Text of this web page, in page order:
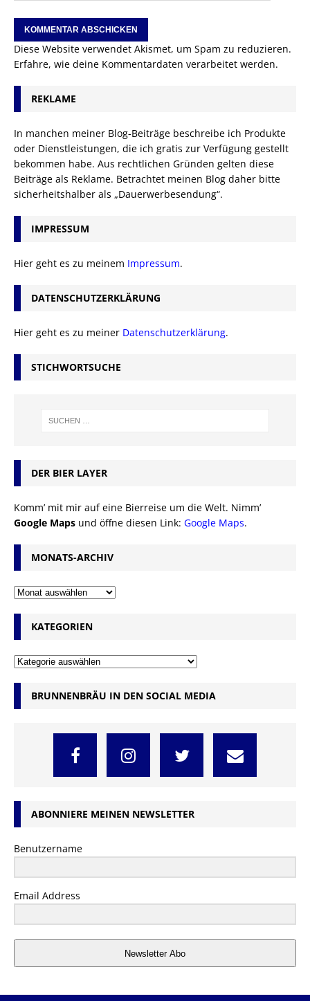
Diese Website verwendet Akismet, um Spam zu reduzieren.
Erfahre, wie deine Kommentardaten verarbeitet werden.
REKLAME
In manchen meiner Blog-Beiträge beschreibe ich Produkte
oder Dienstleistungen, die ich gratis zur Verfügung gestellt
bekommen habe. Aus rechtlichen Gründen gelten diese
Beiträge als Reklame. Betrachtet meinen Blog daher bitte
sicherheitshalber als „Dauerwerbesendung“.
IMPRESSUM
Hier geht es zu meinem Impressum.
DATENSCHUTZERKLÄRUNG
Hier geht es zu meiner Datenschutzerklärung.
STICHWORTSUCHE
DER BIER LAYER
Komm’ mit mir auf eine Bierreise um die Welt. Nimm’
Google Maps und öffne diesen Link: Google Maps.
MONATS-ARCHIV
KATEGORIEN
BRUNNENBRÄU IN DEN SOCIAL MEDIA
ABONNIERE MEINEN NEWSLETTER
Benutzername
Email Address
Newsletter Abo